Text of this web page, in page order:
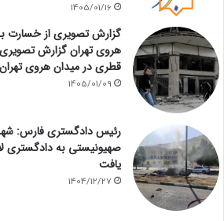
1405/01/16
گزارش تصویری از خسارت
هروی تهران گزارش
قطری در میدان هروی تهران
1405/01/09
رئیس دادگستری فارس:
یافت
1404/12/27